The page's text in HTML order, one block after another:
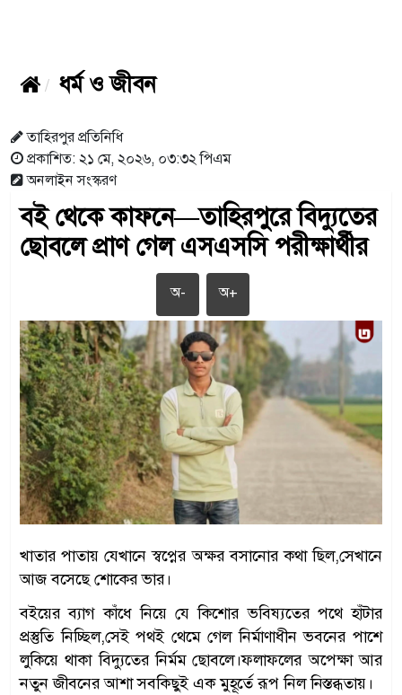
ধর্ম ও জীবন
তাহিরপুর প্রতিনিধি
প্রকাশিত: ২১ মে, ২০২৬, ০৩:৩২ পিএম
অনলাইন সংস্করণ
বই থেকে কাফনে—তাহিরপুরে বিদ্যুতের
ছোবলে প্রাণ গেল এসএসসি পরীক্ষার্থীর
অ- অ+
খাতার পাতায় যেখানে স্বপ্নের অক্ষর বসানোর কথা ছিল,সেখানে
আজ বসেছে শোকের ভার।
বইয়ের ব্যাগ কাঁধে নিয়ে যে কিশোর ভবিষ্যতের পথে হাঁটার
প্রস্তুতি নিচ্ছিল,সেই পথই থেমে গেল নির্মাণাধীন ভবনের পাশে
লুকিয়ে থাকা বিদ্যুতের নির্মম ছোবলে।ফলাফলের অপেক্ষা আর
নতুন জীবনের আশা সবকিছুই এক মুহূর্তে রূপ নিল নিস্তব্ধতায়।